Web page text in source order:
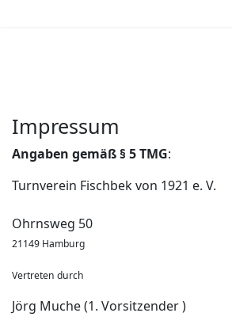
Impressum
Angaben gemäß § 5 TMG:
Turnverein Fischbek von 1921 e. V.
Ohrnsweg 50
21149 Hamburg
Vertreten durch
Jörg Muche (1. Vorsitzender )